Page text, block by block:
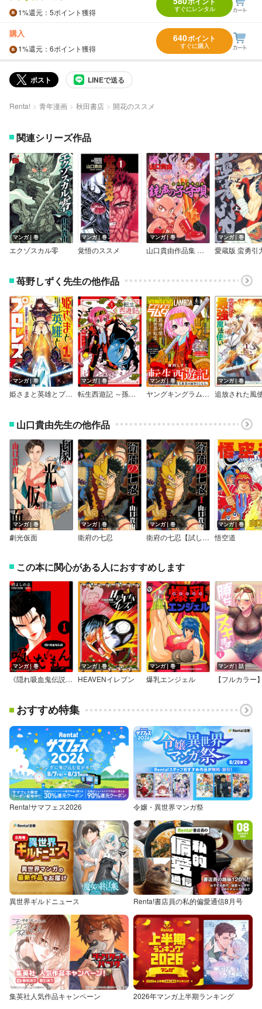
1%還元 ：5ポイント獲得 すぐにレンタル
購入
1%還元 ：6ポイント獲得
640ポイント
すぐに購入
ポスト LINEで送る
Renta! 青年漫画 秋田書店 開花のススメ
関連シリーズ作品
マンガ｜巻
エクゾスカル零
マンガ｜巻
覚悟のススメ
マンガ｜巻
山口貴由作品集 銃声の子守唄
マンガ｜巻
愛蔵版 蛮勇引
苺野しずく先生の他作品
マンガ｜巻
姫さまと英雄とプロレス
マンガ｜巻
転生西遊記 ～孫悟空、異世界にて貧乏貴族の跡取りとなる。～
マンガ｜巻
ヤングキングラムダ26号
マンガ｜巻
山口貴由先生の他作品
マンガ｜巻
劇光仮面
マンガ｜巻
衛府の七忍
マンガ｜巻
衛府の七忍【試し読み増量版】
マンガ｜巻
悟空道
この本に関心がある人におすすめします
マンガ｜巻
《隠れ吸血鬼伝説》吸いたいもん
マンガ｜巻
HEAVENイレブン
マンガ｜巻
爆乳エンジェル
マンガ｜話
おすすめ特集
Renta!サマフェス2026 令嬢・異世界マンガ祭
異世界ギルドニュース Renta!書店員の私的偏愛通信8月号
集英社人気作品キャンペーン 2026年マンガ上半期ランキング